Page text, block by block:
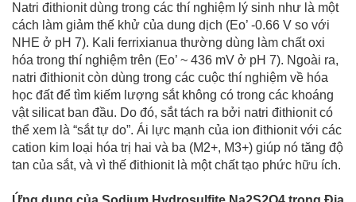
Natri đithionit dùng trong các thí nghiệm lý sinh như là một
cách làm giảm thế khử của dung dịch (Eo’ -0.66 V so với
NHE ở pH 7). Kali ferrixianua thường dùng làm chất oxi
hóa trong thí nghiệm trên (Eo’ ~ 436 mV ở pH 7). Ngoài ra,
natri đithionit còn dùng trong các cuộc thí nghiệm về hóa
học đất để tìm kiếm lượng sắt không có trong các khoáng
vật silicat ban đầu. Do đó, sắt tách ra bởi natri đithionit có
thể xem là “sắt tự do”. Ái lực mạnh của ion đithionit với các
cation kim loại hóa trị hai và ba (M2+, M3+) giúp nó tăng độ
tan của sắt, và vì thế đithionit là một chất tạo phức hữu ích.